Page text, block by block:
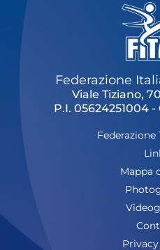
Dove siamo
Federazione Trasparente
Fita HUBFederazione
Viale Tiziano,
P.I. 05624251004
Federazione
Mappa